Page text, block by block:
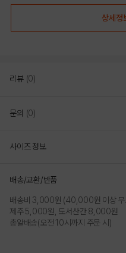
상세정
리뷰 (0)
문의 (0)
사이즈 정보
배송/교환/반품
배송비 3,000원 (40,000원 이상 무
제주 5,000원, 도서산간 8,000원
총알배송(오전 10시까지 주문 시)